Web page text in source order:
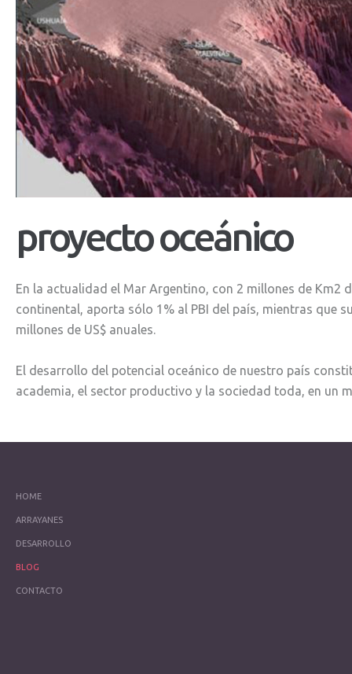
proyectooceánico
En la actualidad el Mar Argentino, con 2 millones de Km2
continental, aporta sólo 1% al PBI del país, mientras que
millones de US$ anuales.
El desarrollo del potencial oceánico de nuestro país
academia, el sector productivo y la sociedad toda, en un
HOME
ARRAYANES
DESARROLLO
BLOG
CONTACTO